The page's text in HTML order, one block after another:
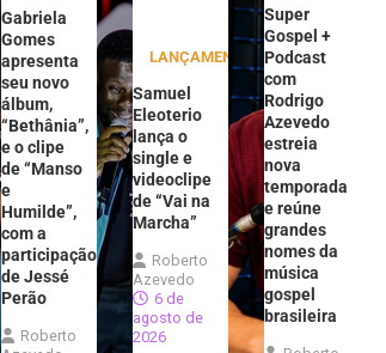
Gabriela
Gomes
apresenta
seu novo
álbum,
“Bethânia”,
e o clipe
de “Manso
e
Humilde”,
com a
participação
de Jessé
Perão
Roberto
LANÇAMENTOS
Samuel
Eleoterio
lança o
single e
videoclipe
de “Vai na
Marcha”
Roberto
Azevedo
6 de
agosto de
2026
Super
Gospel +
Podcast
com
Rodrigo
Azevedo
estreia
nova
temporada
e reúne
grandes
nomes da
música
gospel
brasileira